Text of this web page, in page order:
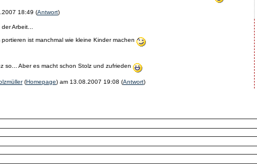
18:49 (Antwort)
Arbeit...
ist manchmal wie kleine Kinder machen
so... Aber es macht schon Stolz und zufrieden
(Homepage) am 13.08.2007 19:08 (Antwort)